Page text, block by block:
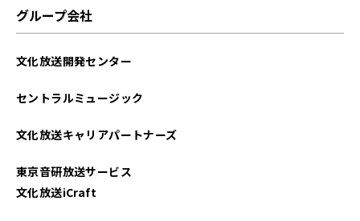
2025年04月
グループ会社
文化放送開発センター
セントラルミュージック
文化放送キャリアパートナーズ
東京音研放送サービス
文化放送iCraft